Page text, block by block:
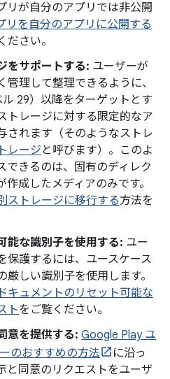
リが自分のアプリでは非公開
リを自分のアプリに公開する
さい。
をサポートする: ユーザーが
管理して整理できるように、
29）以降をターゲットとす
トレージに対する限定的なア
されます（そのようなストレ
レージ と呼びます）。このよ
できるのは、固有のディレク
作成したメディアのみです。
ストレージに移行する方法を
能な識別子を使用する: ユー
保護するには、ユースケース
厳しい識別子を使用します。
キュメントのリセット可能な
トをご覧ください。
意を提供する: Google Play ユ
のおすすめの方法
に沿っ
と同意のリクエストをユーザ